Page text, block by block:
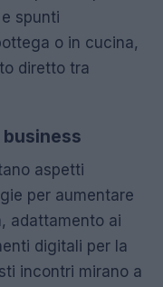
spunti
o in cucina,
diretto tra
aspetti
per aumentare
adattamento ai
digitali per la
incontri mirano a